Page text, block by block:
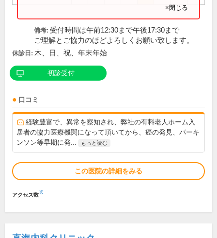
×閉じる
備考: 受付時間は午前12:30まで午後17:30まで
ご理解とご協力のほどよろしくお願い致します。
休診日: 木、日、祝、年末年始
初診受付
口コミ
経験豊富で、異常を察知され、弊社の有料老人ホーム入
居者の協力医療機関になって頂いてから、癌の発見、パーキ
ンソン等早期に発...
もっと読む
この医院の詳細をみる
アクセス数※